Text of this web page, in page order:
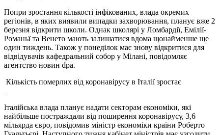
Попри зростання кількості інфікованих, влада окремих
регіонів, в яких виявили випадки захворювання, планує вже 2
березня відкрити школи. Однак школярі у Ломбардії, Емілії-
Романьї та Венето мають залишатися вдома щонайменше ще
один тиждень. Також у понеділок має знову відкритися для
відвідувачів кафедральний собор у Мілані, повідомляє
агентство новин dpa.
Кількість померлих від коронавірусу в Італії зростає
Італійська влада планує надати секторам економіки, які
найбільше постраждали від поширення коронавірусу, 3,6
мільярда євро, повідомив міністр економіки країни Роберто